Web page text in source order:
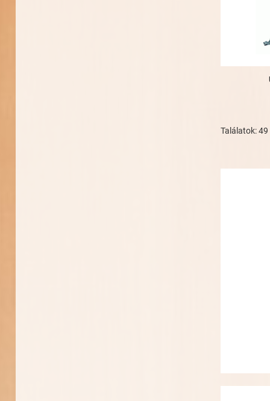
Találatok: